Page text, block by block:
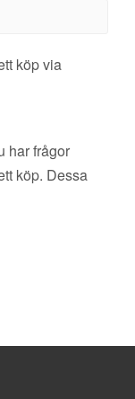
köp via
har frågor
köp. Dessa